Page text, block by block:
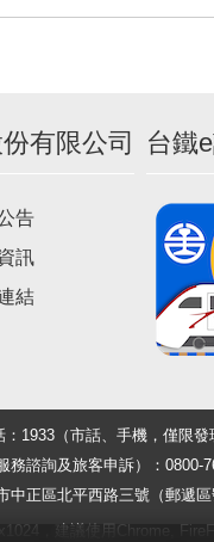
有限公司
告
訊
結
台鐵
1933（市話、手機，僅限
務諮詢及旅客申訴）：0800-
中正區北平西路三號（郵遞區
，建議使用Chrome,